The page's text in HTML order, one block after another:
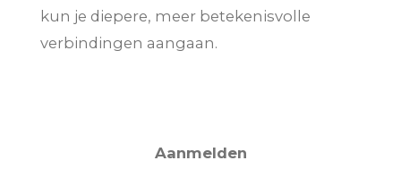
kun je diepere, meer betekenisvolle
verbindingen aangaan.
Aanmelden